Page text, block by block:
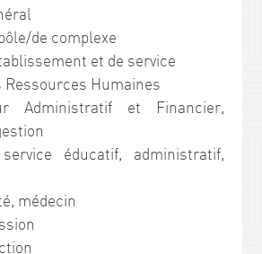
de complexe
et de service
Humaines
et Financier,
éducatif, administratif,
médecin